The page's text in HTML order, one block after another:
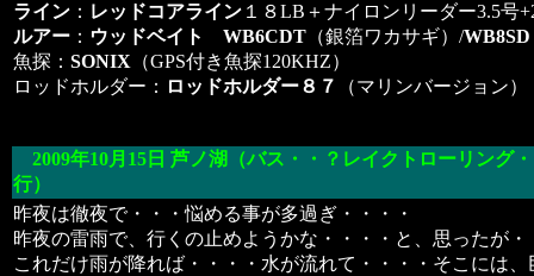
ライン ： レッドコアライン １８LB＋ナイロンリーダー3.5号
ルアー ： ウッドベイト WB6CDT （銀箔ワカサギ）/WB8SD
魚探： SONIX （GPS付き魚探120KHZ）
ロッドホルダー： ロッドホルダー８７ （マリンバージョン）
2009年10月15日 芦ノ湖 （バス・・？レイクトローリング
行）
昨夜は徹夜で・・・悩める事が多過ぎ・・・・
昨夜の雷雨で、行くの止めようかな・・・・と、思ったが・
これだけ雨が降れば・・・・水が流れて・・・・そこには